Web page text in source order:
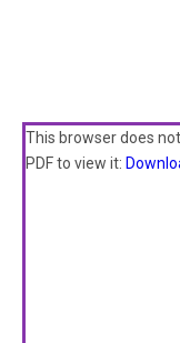
This browser does
PDF to view it: